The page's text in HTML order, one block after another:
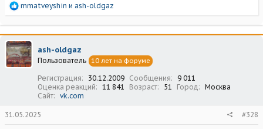
Р
а
к
ц
и
и
mmatveyshin и ash-oldgaz
ash-oldgaz
Пользователь 10 лет на форуме
Регистрация 30.12.2009 Сообщения
9 011
Оценка реакций
11 841 Возраст 51 Город
Москва
Сайт
vk.com
31.05.2025 #328